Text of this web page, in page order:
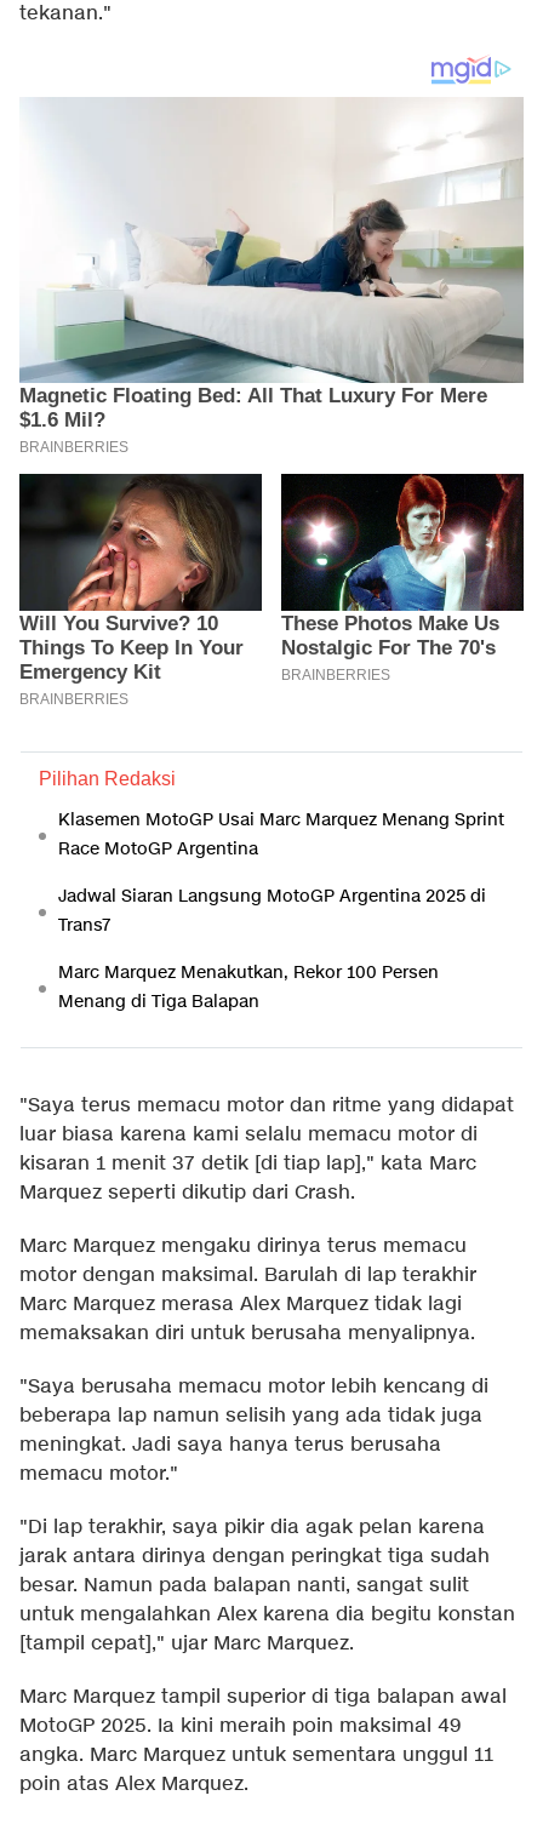
tekanan."
Pilihan Redaksi
Klasemen MotoGP Usai Marc Marquez Menang Sprint
Race MotoGP Argentina
Jadwal Siaran Langsung MotoGP Argentina 2025 di
Trans7
Marc Marquez Menakutkan, Rekor 100 Persen
Menang di Tiga Balapan
"Saya terus memacu motor dan ritme yang didapat
luar biasa karena kami selalu memacu motor di
kisaran 1 menit 37 detik [di tiap lap]," kata Marc
Marquez seperti dikutip dari Crash.
Marc Marquez mengaku dirinya terus memacu
motor dengan maksimal. Barulah di lap terakhir
Marc Marquez merasa Alex Marquez tidak lagi
memaksakan diri untuk berusaha menyalipnya.
"Saya berusaha memacu motor lebih kencang di
beberapa lap namun selisih yang ada tidak juga
meningkat. Jadi saya hanya terus berusaha
memacu motor."
"Di lap terakhir, saya pikir dia agak pelan karena
jarak antara dirinya dengan peringkat tiga sudah
besar. Namun pada balapan nanti, sangat sulit
untuk mengalahkan Alex karena dia begitu konstan
[tampil cepat]," ujar Marc Marquez.
Marc Marquez tampil superior di tiga balapan awal
MotoGP 2025. Ia kini meraih poin maksimal 49
angka. Marc Marquez untuk sementara unggul 11
poin atas Alex Marquez.